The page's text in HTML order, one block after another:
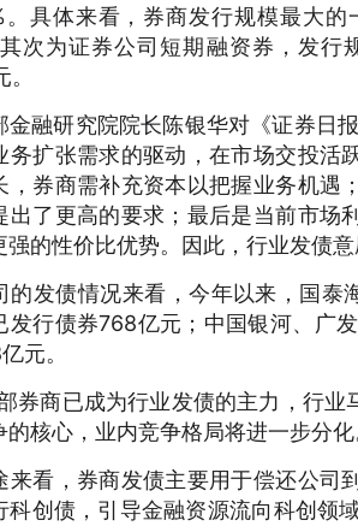
。具体来看，券商发行规模最大
次为证券公司短期融资券，发
金融研究院院长陈银华对《证券日
务扩张需求的驱动，在市场交投活
，券商需补充资本以把握业务机遇
出了更高的要求；最后是当前市场
强的性价比优势。因此，行业发债
的发债情况来看，今年以来，国
发行债券768亿元；中国银河、广
元。
券商已成为行业发债的主力，行
的核心，业内竞争格局将进一步分
来看，券商发债主要用于偿还公司
科创债，引导金融资源流向科创领